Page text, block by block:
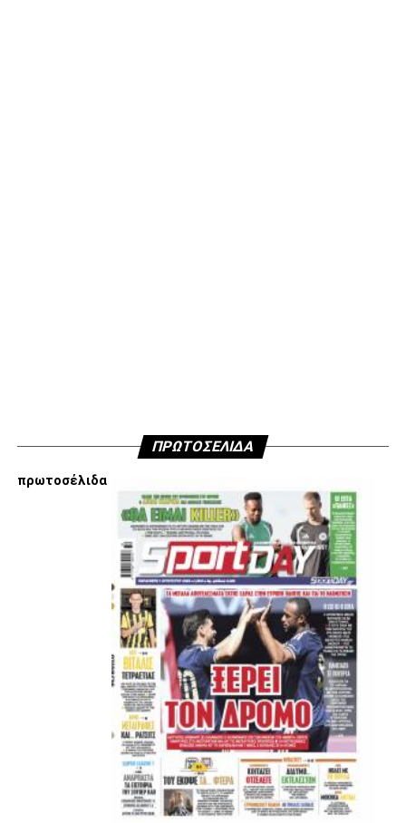
Εμείς είμαστε μόνο Π.Α.Ο.Κ.
Μόνο τα 4 γράμματα έχουν σημασία για εμάς και
ΚΑΝΕΝΑΣ δεν είναι πάνω απο αυτά τα ιερά γράμματα.
ADVERTISEMENT
ΑΜΠΑΛΑΕΑ, ΜΑΚΕΔΟΝΕΣ, ΤΟΥΜΠΑ, #031#
ΠΡΩΤΟΣΕΛΙΔΑ
πρωτοσέλιδα